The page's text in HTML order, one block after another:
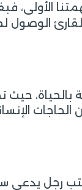
الأولى،
الوصول
بالحياة،
رجل يدعى